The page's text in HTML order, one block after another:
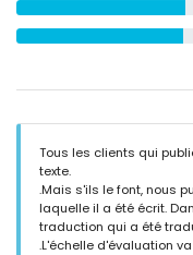
Tous les clients qui
texte.
.Mais s'ils le font, nous
laquelle il a été écrit.
traduction qui a été
.L'échelle d'évaluation